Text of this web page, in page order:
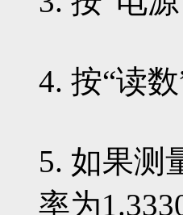
4. 按“读
5. 如果测
率为